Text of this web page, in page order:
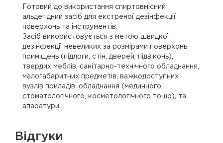
Готовий до використання спиртовмісний
альдегідний засіб для екстреної дезінфекції
поверхонь та інструментів.
Засіб використовується з метою швидкої
дезінфекції невеликих за розмірами поверхонь
приміщень (підлоги, стін, дверей, підвіконь),
твердих меблів, санітарно-технічного обладнання,
малогабаритних предметів, важкодоступних
вузлів приладів, обладнання (медичного,
стоматологічного, косметологічного тощо), та
апаратури.
Відгуки